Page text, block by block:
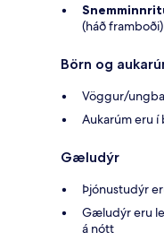
(háð framboði)
Börn og
Vöggur/
Aukarúm eru í
Gæludýr
Þjónustudýr
Gæludýr eru
á nótt